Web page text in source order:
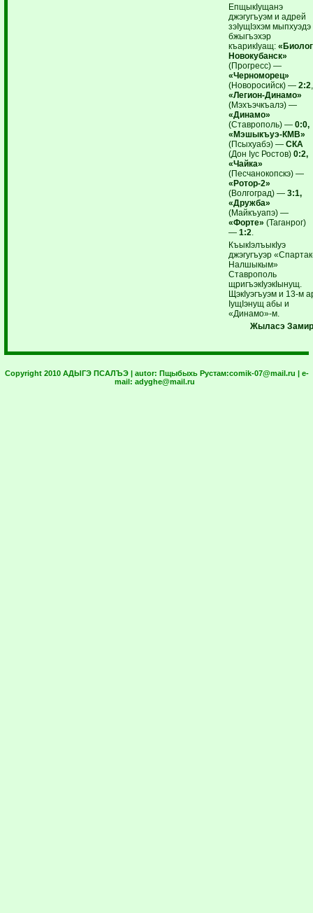
ЕпщыкIущанэ
джэгугъуэм и адрей
зэIущIэхэм мыпхуэдэ
бжыгъэхэр
къарикIуащ:
Новокубанск»
(Прогресс) —
«Черноморец»
(Новоросийск) —2:2
«Легион-Динамо»
(Мэхъэчкъалэ) —
«Динамо»
(Ставрополь) —0:0,
«Мэшыкъуэ-КМВ»
(Псыхуабэ) —СКА
(Дон Iус Ростов)0:2,
«Чайка»
(Песчанокопскэ) —
«Ротор-2»
(Волгоград) —3:1,
«Дружба»
(Майкъуапэ) —
«Форте» (Таганрог)
—1:2
КъыкIэлъыкIуэ
джэгугъуэр
Налшыкым»
Ставрополь
щригъэкIуэкIынущ.
ЩэкIуэгъуэм и 13-м
IущIэнущ абы и
«Динамо»-м.
Жыласэ
Copyright 2010 АДЫГЭ ПСАЛЪЭ | autor: Пщыбыхь Рустам:comik-07@mail.ru | e-
mail: adyghe@mail.ru